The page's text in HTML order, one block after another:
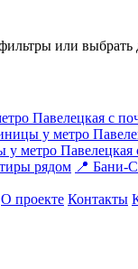
или выбрать
Павелецкая c
у метро
метро Павелецкая
рядом 📍 Бани-
О проекте Контакты